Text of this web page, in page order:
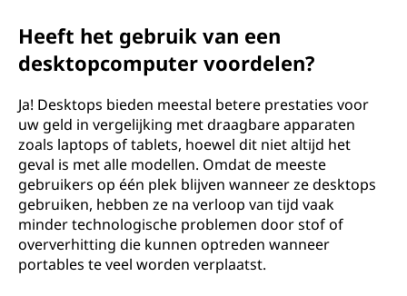
Heeft het gebruik van een
desktopcomputer voordelen?
Ja! Desktops bieden meestal betere prestaties voor
uw geld in vergelijking met draagbare apparaten
zoals laptops of tablets, hoewel dit niet altijd het
geval is met alle modellen. Omdat de meeste
gebruikers op één plek blijven wanneer ze desktops
gebruiken, hebben ze na verloop van tijd vaak
minder technologische problemen door stof of
oververhitting die kunnen optreden wanneer
portables te veel worden verplaatst.